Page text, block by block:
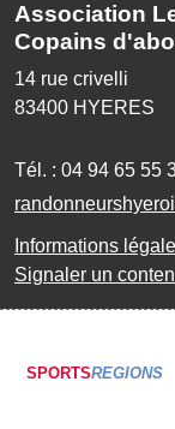
Association
Copains
14 rue crivelli
83400 HYERES
Tél. : 04 94 65 55
Informations
Signaler un
SPORTSREGIONS